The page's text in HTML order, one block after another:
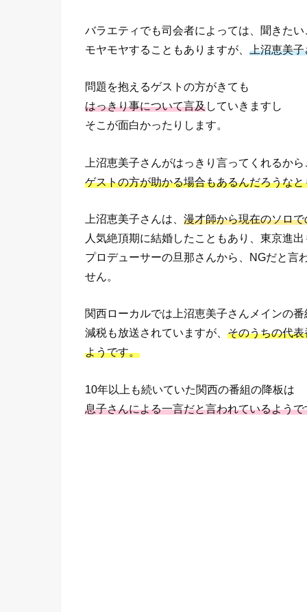
バラエティでも司会者によっては、聞きた
モヤモヤすることもありますが、 上沼恵美
問題を抱えるゲストの方がきても
はっきり事について言及していきますし
そこが面白かったりします。
上沼恵美子さんがはっきり言ってくれるか
ゲストの方が助かる場合もあるんだろうな
上沼恵美子さんは、 漫才師から現在のソロで
人気絶頂期に結婚したこともあり、東京進
プロデューサーの旦那さんから、NGだと言
せん。
関西ローカルでは上沼恵美子さんメインの
減税も放送されていますが、 そのうちの代
ようです。
10年以上も続いていた関西の番組の降板は
息子さんによる一言だと言われているようで